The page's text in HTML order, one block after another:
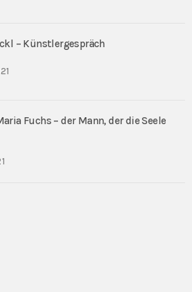
– Künstlergespräch
Fuchs – der Mann, der die Seele